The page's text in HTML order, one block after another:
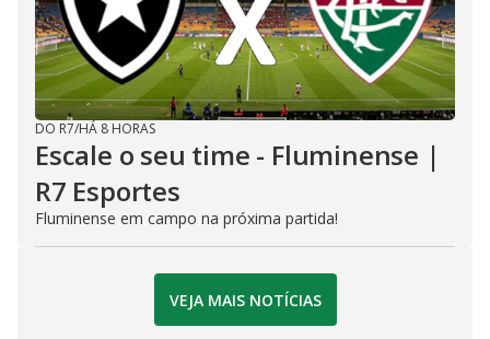
DO R7/HÁ 8 HORAS
Escale o seu time - Fluminense |
R7 Esportes
Fluminense em campo na próxima partida!
VEJA MAIS NOTÍCIAS